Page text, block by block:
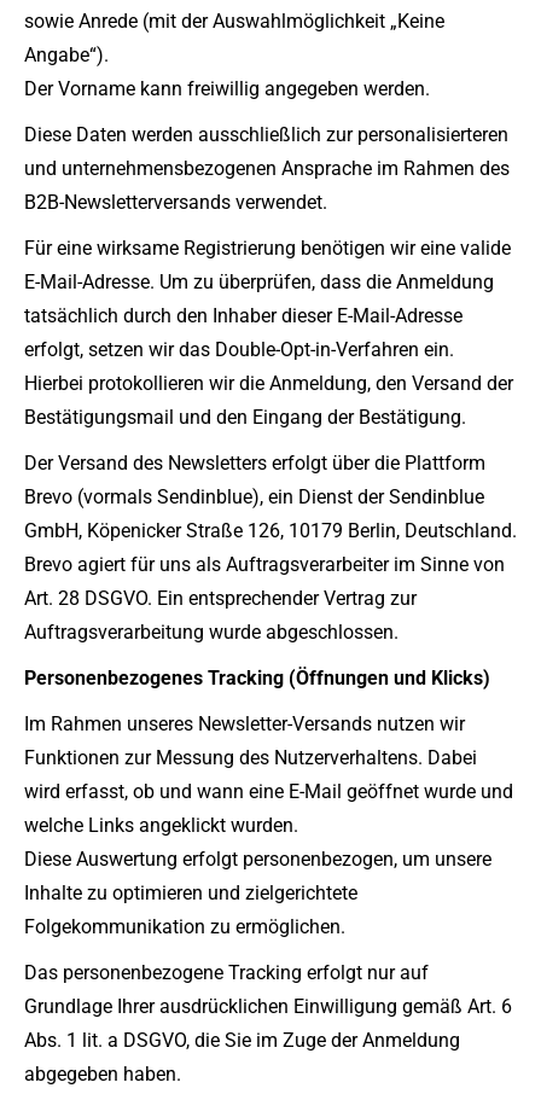
sowie Anrede (mit der Auswahlmöglichkeit „Keine
Angabe“).
Der Vorname kann freiwillig angegeben werden.
Diese Daten werden ausschließlich zur personalisierteren
und unternehmensbezogenen Ansprache im Rahmen des
B2B-Newsletterversands verwendet.
Für eine wirksame Registrierung benötigen wir eine valide
E-Mail-Adresse. Um zu überprüfen, dass die Anmeldung
tatsächlich durch den Inhaber dieser E-Mail-Adresse
erfolgt, setzen wir das Double-Opt-in-Verfahren ein.
Hierbei protokollieren wir die Anmeldung, den Versand der
Bestätigungsmail und den Eingang der Bestätigung.
Der Versand des Newsletters erfolgt über die Plattform
Brevo (vormals Sendinblue), ein Dienst der Sendinblue
GmbH, Köpenicker Straße 126, 10179 Berlin, Deutschland.
Brevo agiert für uns als Auftragsverarbeiter im Sinne von
Art. 28 DSGVO. Ein entsprechender Vertrag zur
Auftragsverarbeitung wurde abgeschlossen.
Personenbezogenes Tracking (Öffnungen und Klicks)
Im Rahmen unseres Newsletter-Versands nutzen wir
Funktionen zur Messung des Nutzerverhaltens. Dabei
wird erfasst, ob und wann eine E-Mail geöffnet wurde und
welche Links angeklickt wurden.
Diese Auswertung erfolgt personenbezogen, um unsere
Inhalte zu optimieren und zielgerichtete
Folgekommunikation zu ermöglichen.
Das personenbezogene Tracking erfolgt nur auf
Grundlage Ihrer ausdrücklichen Einwilligung gemäß Art. 6
Abs. 1 lit. a DSGVO, die Sie im Zuge der Anmeldung
abgegeben haben.